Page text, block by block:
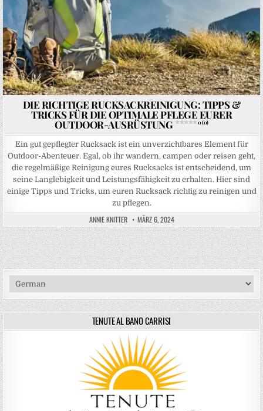
DIE RICHTIGE RUCKSACKREINIGUNG: TIPPS &
TRICKS FÜR DIE OPTIMALE PFLEGE EURER
OUTDOOR-AUSRÜSTUNG 0 (0)
Ein gut gepflegter Rucksack ist ein unverzichtbares Element für
Outdoor-Abenteuer. Egal, ob ihr wandern, campen oder reisen geht,
die regelmäßige Reinigung eures Rucksacks ist entscheidend, um
seine Langlebigkeit und Leistungsfähigkeit zu erhalten. Hier sind
einige Tipps und Tricks, um euren Rucksack richtig zu reinigen und
zu pflegen.
ANNIE KNITTER MÄRZ 6, 2024
TENUTE AL BANO CARRISI